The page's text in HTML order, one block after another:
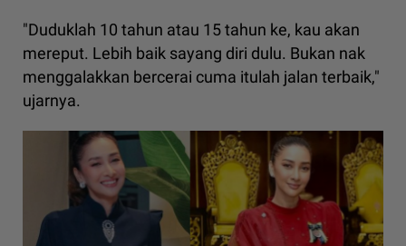
"Duduklah 10 tahun atau 15 tahun ke, kau akan
mereput. Lebih baik sayang diri dulu. Bukan nak
menggalakkan bercerai cuma itulah jalan terbaik,"
ujarnya.